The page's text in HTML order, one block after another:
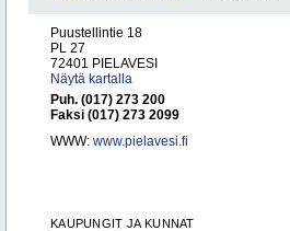
Puustellintie 18
PL 27
72401 PIELAVESI
Näytä kartalla
Puh. (017) 273 200
Faksi (017) 273 2099
WWW: www.pielavesi.fi
KAUPUNGIT JA KUNNAT